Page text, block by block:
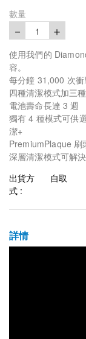
數量
－ 1 ＋
使用我們的
容。
每分鐘 31,000 次衝
四種清潔模式加三
電池壽命長達 3 週
獨有 4 種模式可供
潔+
PremiumPlaque 刷
深層清潔模式可解
出貨方
式 :
自取
詳情